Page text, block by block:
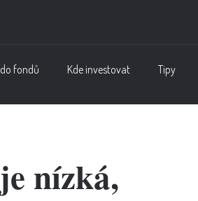
fondů Kde investovat Tipy
nízká,